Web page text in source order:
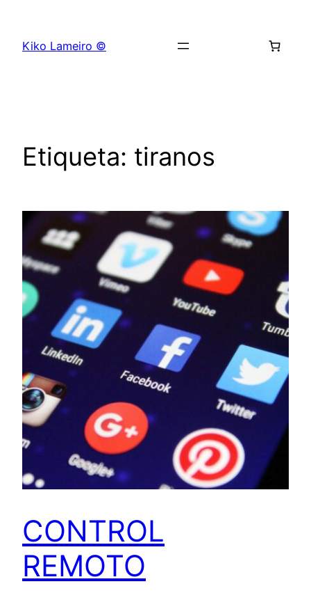
contenido
Kiko Lameiro ©
Etiqueta: tiranos
CONTROL
REMOTO